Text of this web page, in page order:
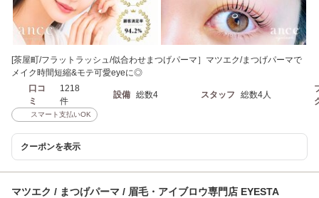
[茶屋町/フラットラッシュ/似合わせまつげパーマ］マツエク/まつげパーマで
メイク時間短縮&モテ可愛eyeに◎
口コ
ミ
1218
件
設備 総数4 スタッフ 総数4人
スマート支払いOK
クーポンを表示
マツエク / まつげパーマ / 眉毛・アイブロウ専門店 EYESTA